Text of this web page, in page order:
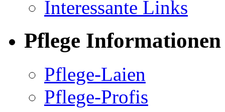
Interessante Links
Pflege Informationen
Pflege-Laien
Pflege-Profis